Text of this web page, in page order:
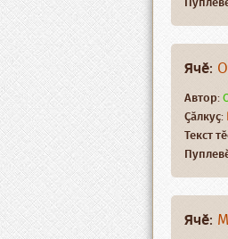
Ячӗ:
Автор:
Ҫӑлкуҫ:
Текст
Ячӗ: